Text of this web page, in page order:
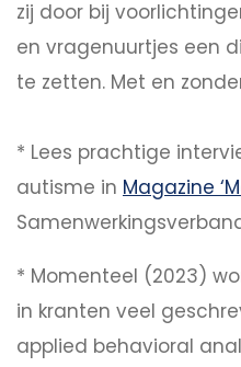
zij door bij
en vragenuurtjes een
te zetten. Met en
* Lees prachtige
autisme in Magazine
* Momenteel (2023)
in kranten veel
applied behavioral